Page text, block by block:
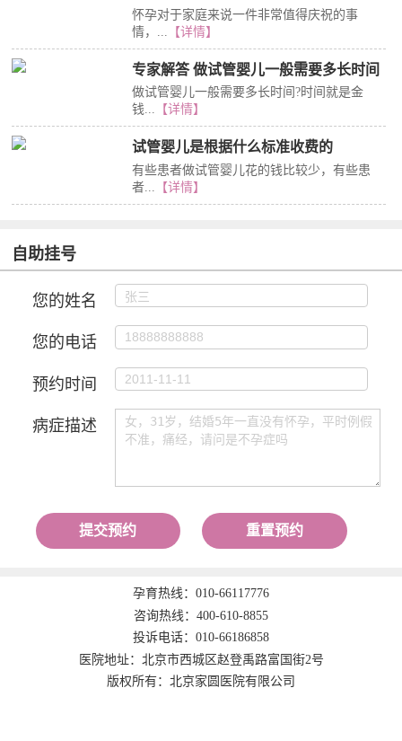
怀孕对于家庭来说一件非常值得庆祝的事
情，...
【详情】
专家解答 做试管婴儿一般需要多长时间
做试管婴儿一般需要多长时间?时间就是金
钱... 【详情】
试管婴儿是根据什么标准收费的
有些患者做试管婴儿花的钱比较少，有些患
者...
【详情】
自助挂号
您的姓名
您的电话
预约时间
病症描述
提交预约 重置预约
孕育热线： 010-66117776
咨询热线： 400-610-8855
投诉电话： 010-66186858
医院地址：北京市西城区赵登禹路富国街2号
版权所有：北京家圆医院有限公司